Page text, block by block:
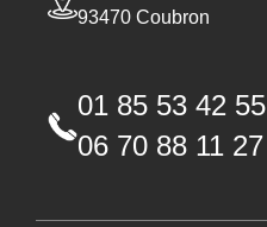
93470 Coubron
01 85 53 42 55
06 70 88 11 27